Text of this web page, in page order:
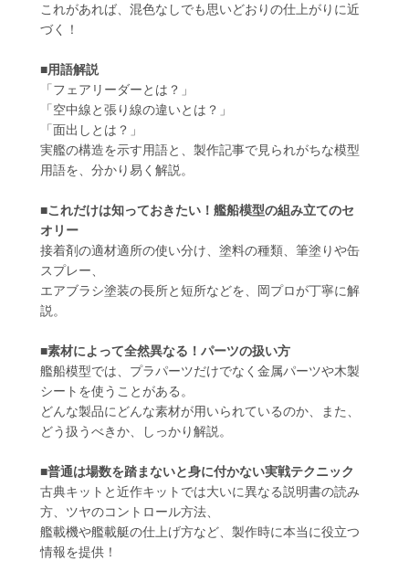
これがあれば、混色なしでも思いどおりの仕上がりに近
づく！
■用語解説
「フェアリーダーとは？」
「空中線と張り線の違いとは？」
「面出しとは？」
実艦の構造を示す用語と、製作記事で見られがちな模型
用語を、分かり易く解説。
■これだけは知っておきたい！艦船模型の組み立てのセ
オリー
接着剤の適材適所の使い分け、塗料の種類、筆塗りや缶
スプレー、
エアブラシ塗装の長所と短所などを、岡プロが丁寧に解
説。
■素材によって全然異なる！パーツの扱い方
艦船模型では、プラパーツだけでなく金属パーツや木製
シートを使うことがある。
どんな製品にどんな素材が用いられているのか、また、
どう扱うべきか、しっかり解説。
■普通は場数を踏まないと身に付かない実戦テクニック
古典キットと近作キットでは大いに異なる説明書の読み
方、ツヤのコントロール方法、
艦載機や艦載艇の仕上げ方など、製作時に本当に役立つ
情報を提供！